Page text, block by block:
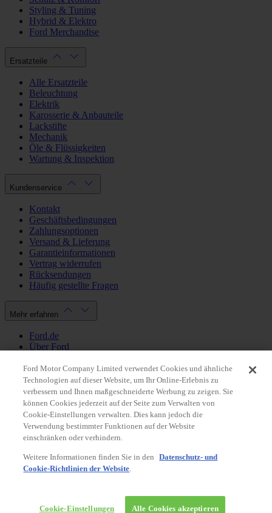
Styling & Tuning
Hybrid & Elektro
Ford Merchandise
Ersatzteile
Alle Ersatzteile
Beleuchtung
Elektrik
Karosserie & Anbauteile
Lackstifte
Mechanik
Öle & Flüssigkeiten
Wartung & Inspektion
Kundenservice
Kontakt
Geschäftsbedingungen
Zahlungsoptionen
Versand & Lieferung
Garantieinformationen
Vertrag widerrufen
Rücksendungen
Häufig gestellte Fragen
Mehr erfahren
Ford.de
Über Ford
Datenschutzbestimmungen
Impressum
Mein Konto
Login / Registrierung
Meine Bestellungen
Land ändern
© 2026 Ford-Werke-GmbH
Ford Onlineshop
Ford Motor Company Limited verwendet Cookies und ähnliche
Technologien auf dieser Website, um Ihr Online-Erlebnis zu
verbessern und Ihnen maßgeschneiderte Werbung zu zeigen. Sie
können Cookies jederzeit auf der Seite zum Verwalten von
Cookie-Einstellungen verwalten. Dies kann jedoch die
Verwendung bestimmter Funktionen auf der Website
einschränken oder verhindern.
Weitere Informationen finden Sie in den
Datenschutz- und
Cookie-Richtlinien der Website.
Cookie-Einstellungen Alle Cookies akzeptieren